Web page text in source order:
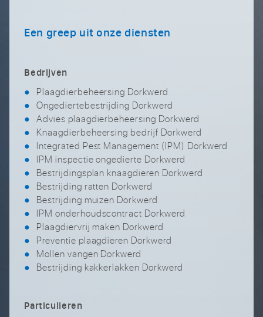
Een greep uit onze diensten
Bedrijven
Plaagdierbeheersing Dorkwerd
Ongediertebestrijding Dorkwerd
Advies plaagdierbeheersing Dorkwerd
Knaagdierbeheersing bedrijf Dorkwerd
Integrated Pest Management (IPM) Dorkwerd
IPM inspectie ongedierte Dorkwerd
Bestrijdingsplan knaagdieren Dorkwerd
Bestrijding ratten Dorkwerd
Bestrijding muizen Dorkwerd
IPM onderhoudscontract Dorkwerd
Plaagdiervrij maken Dorkwerd
Preventie plaagdieren Dorkwerd
Mollen vangen Dorkwerd
Bestrijding kakkerlakken Dorkwerd
Particulieren